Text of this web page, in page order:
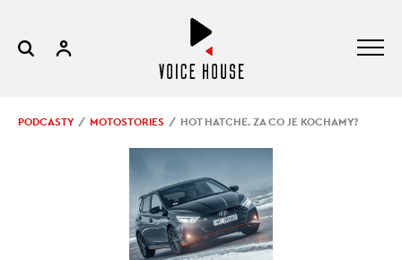
PODCASTY MOTOSTORIES HOT HATCHE. ZA CO JE KOCHAMY?